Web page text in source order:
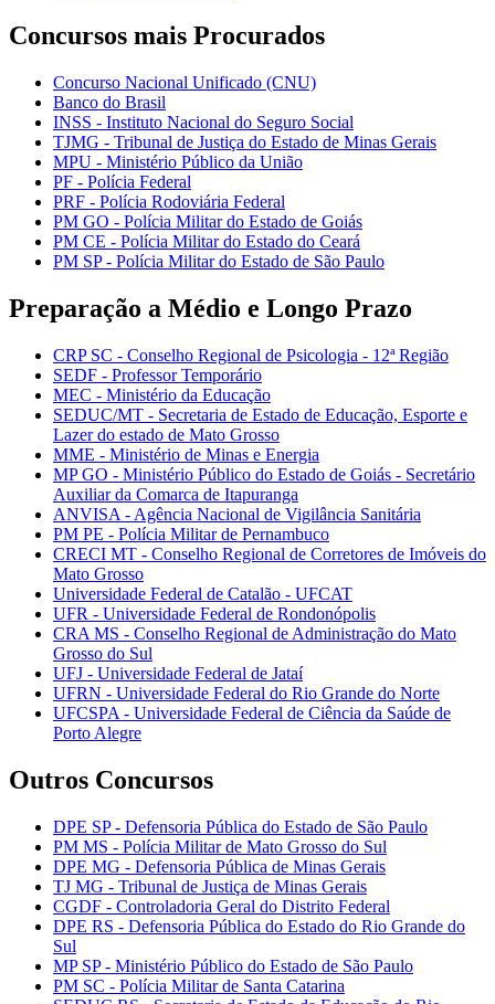
Concursos mais Procurados
Concurso Nacional Unificado (CNU)
Banco do Brasil
INSS - Instituto Nacional do Seguro Social
TJMG - Tribunal de Justiça do Estado de Minas Gerais
MPU - Ministério Público da União
PF - Polícia Federal
PRF - Polícia Rodoviária Federal
PM GO - Polícia Militar do Estado de Goiás
PM CE - Polícia Militar do Estado do Ceará
PM SP - Polícia Militar do Estado de São Paulo
Preparação a Médio e Longo Prazo
CRP SC - Conselho Regional de Psicologia - 12ª Região
SEDF - Professor Temporário
MEC - Ministério da Educação
SEDUC/MT - Secretaria de Estado de Educação, Esporte e
Lazer do estado de Mato Grosso
MME - Ministério de Minas e Energia
MP GO - Ministério Público do Estado de Goiás - Secretário
Auxiliar da Comarca de Itapuranga
ANVISA - Agência Nacional de Vigilância Sanitária
PM PE - Polícia Militar de Pernambuco
CRECI MT - Conselho Regional de Corretores de Imóveis do
Mato Grosso
Universidade Federal de Catalão - UFCAT
UFR - Universidade Federal de Rondonópolis
CRA MS - Conselho Regional de Administração do Mato
Grosso do Sul
UFJ - Universidade Federal de Jataí
UFRN - Universidade Federal do Rio Grande do Norte
UFCSPA - Universidade Federal de Ciência da Saúde de
Porto Alegre
Outros Concursos
DPE SP - Defensoria Pública do Estado de São Paulo
PM MS - Polícia Militar de Mato Grosso do Sul
DPE MG - Defensoria Pública de Minas Gerais
TJ MG - Tribunal de Justiça de Minas Gerais
CGDF - Controladoria Geral do Distrito Federal
DPE RS - Defensoria Pública do Estado do Rio Grande do
Sul
MP SP - Ministério Público do Estado de São Paulo
PM SC - Polícia Militar de Santa Catarina